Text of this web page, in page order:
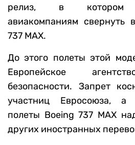
релиз, в
авиакомпаниям свернуть
737 MAX.
До этого полеты этой
Европейское
безопасности. Запрет
участниц Евросоюза, а
полеты Boeing 737 MAX
других иностранных